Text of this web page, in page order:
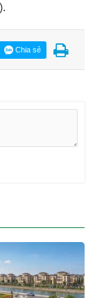
).
Chia sẻ